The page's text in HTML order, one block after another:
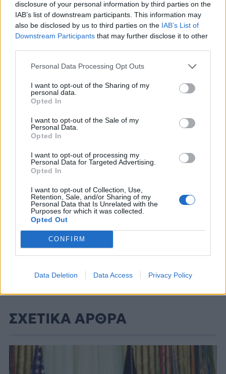
disclosure of your personal information by third parties on the
IAB’s list of downstream participants. This information may
also be disclosed by us to third parties on the IAB’s List of
Downstream Participants that may further disclose it to other
Personal Data Processing Opt Outs
I want to opt-out of the Sharing of my
personal data.
Opted In
I want to opt-out of the Sale of my
Personal Data.
Opted In
I want to opt-out of processing my
Personal Data for Targeted Advertising.
Opted In
I want to opt-out of Collection, Use,
Retention, Sale, and/or Sharing of my
Personal Data that Is Unrelated with the
Purposes for which it was collected.
Opted Out
CONFIRM
Data Deletion Data Access Privacy Policy
Ελληνικοί δορυφόροι και
μικροδορυφόροι για
στρατιωτική χρήση: Ο
σχεδιασμός του ΓΕΕΘΑ για
αξιοποίηση της
πληροφορίας
MQ-4C Triton
εντολές από
σε δοκιμή:
μέλλον των
επιχειρήσεων
ΣΧΕΤΙΚΑ ΑΡΘΡΑ